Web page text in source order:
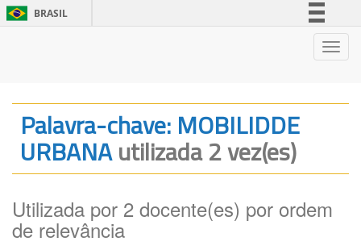
BRASIL
Legislação
Canais
Palavra-chave: MOBILIDDE
URBANAutilizada 2 vez(es)
Utilizada por 2 docente(es) por ordem
de relevância